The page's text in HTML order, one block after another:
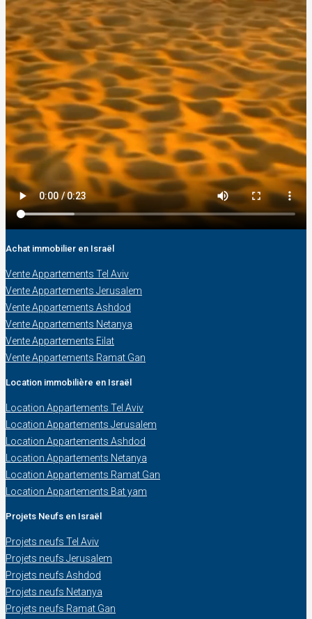
Achat immobilier en Israël
Vente Appartements Tel Aviv
Vente Appartements Jerusalem
Vente Appartements Ashdod
Vente Appartements Netanya
Vente Appartements Eilat
Vente Appartements Ramat Gan
Location immobilière en Israël
Location Appartements Tel Aviv
Location Appartements Jerusalem
Location Appartements Ashdod
Location Appartements Netanya
Location Appartements Ramat Gan
Location Appartements Bat yam
Projets Neufs en Israël
Projets neufs Tel Aviv
Projets neufs Jerusalem
Projets neufs Ashdod
Projets neufs Netanya
Projets neufs Ramat Gan